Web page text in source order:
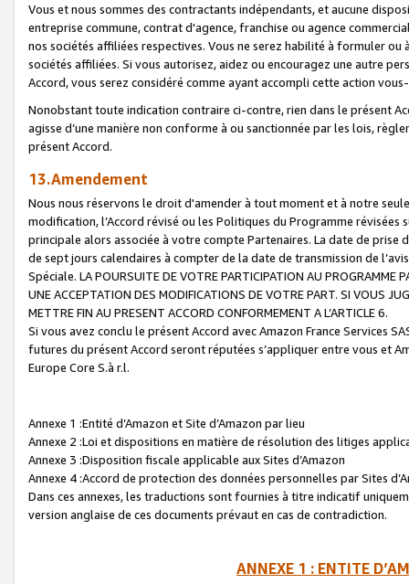
Vous et nous sommes des contractants indépendants, et aucune
entreprise commune, contrat d'agence, franchise ou agence
nos sociétés affiliées respectives. Vous ne serez habilité à formuler
sociétés affiliées. Si vous autorisez, aidez ou encouragez une autre
Accord, vous serez considéré comme ayant accompli cette action
Nonobstant toute indication contraire ci-contre, rien dans le présent
agisse d’une manière non conforme à ou sanctionnée par les lois,
présent Accord.
13.Amendement
Nous nous réservons le droit d'amender à tout moment et à notre
modification, l’Accord révisé ou les Politiques du Programme
principale alors associée à votre compte Partenaires. La date de
de sept jours calendaires à compter de la date de transmission de
Spéciale. LA POURSUITE DE VOTRE PARTICIPATION AU PROGRAMME
UNE ACCEPTATION DES MODIFICATIONS DE VOTRE PART. SI VOUS
METTRE FIN AU PRESENT ACCORD CONFORMEMENT A L’ARTICLE 6.
Si vous avez conclu le présent Accord avec Amazon France Services
futures du présent Accord seront réputées s’appliquer entre vous et
Europe Core S.à r.l.
Annexe 1 :Entité d’Amazon et Site d’Amazon par lieu
Annexe 2 :Loi et dispositions en matière de résolution des litiges
Annexe 3 :Disposition fiscale applicable aux Sites d’Amazon
Annexe 4 :Accord de protection des données personnelles par Sites
Dans ces annexes, les traductions sont fournies à titre indicatif
version anglaise de ces documents prévaut en cas de contradiction.
ANNEXE 1 : ENTITE